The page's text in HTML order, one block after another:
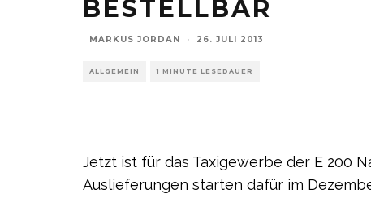
BESTELLBAR
MARKUS JORDAN · 26. JULI 2013
ALLGEMEIN 1 MINUTE LESEDAUER
Jetzt ist für das Taxigewerbe der E 200
Auslieferungen starten dafür im